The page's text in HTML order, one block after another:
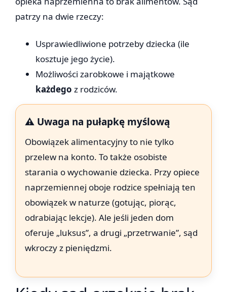
patrzy na dwie rzeczy:
Usprawiedliwione potrzeby dziecka (ile
kosztuje jego życie).
Możliwości zarobkowe i majątkowe
każdego z rodziców.
⚠️ Uwaga na pułapkę myślową
Obowiązek alimentacyjny to nie tylko
przelew na konto. To także osobiste
starania o wychowanie dziecka. Przy opiece
naprzemiennej oboje rodzice spełniają ten
obowiązek w naturze (gotując, piorąc,
odrabiając lekcje). Ale jeśli jeden dom
oferuje „luksus”, a drugi „przetrwanie”, sąd
wkroczy z pieniędzmi.